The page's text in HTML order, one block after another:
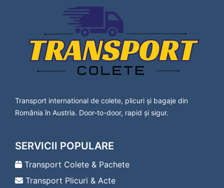
Lavanttal
Transport Colete Aninoasa Bad Vöslau
Transport Colete Aninoasa Baden
Transport Colete Aninoasa Bärnbach
Transport Colete Aninoasa Berndorf
Transport Colete Aninoasa Bischofshofen
Transport Colete Aninoasa Bleiburg
Transport Colete Aninoasa Bregenz
Transport Colete Aninoasa Bruck an der Leitha
Transport Colete Aninoasa Deutschlandsberg
Transport Colete Aninoasa Dornbirn
Transport Colete Aninoasa Drosendorf-
Zissersdorf
Transport international de colete, plicuri și bagaje din
România în Austria. Door-to-door, rapid și sigur.
SERVICII POPULARE
Transport Colete & Pachete
Transport Plicuri & Acte